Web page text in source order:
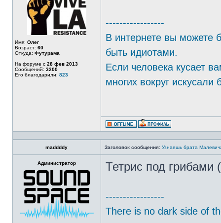
Имя: Олег
Возраст: 60
Откуда: Футурама
На форуме с 28 фев 2013
Сообщений: 3200
Его благодарили: 823
-----------------
В интернете вы можете
быть идиотами.
Если человека кусает
многих вокруг искусали
maddddy Заголовок сообщения: Узнаешь брата
Администратор Тетрис под грибами
-----------------
There is no dark side of